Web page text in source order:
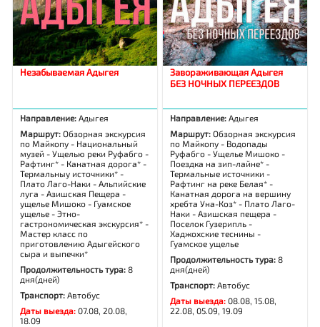
Незабываемая Адыгея
Направление:Адыгея
Маршрут:Обзорная экскурсия
по Майкопу - Национальный
музей - Ущелью реки Руфабго -
Рафтинг* - Канатная дорога* -
Термальныу источники* -
Плато Лаго-Наки - Альпийские
луга - Азишская Пещера -
ущелье Мишоко - Гуамское
ущелье - Этно-
гастрономическая экскурсия* -
Мастер класс по
приготовлению Адыгейского
сыра и выпечки*
Продолжительность тура:8
дня(дней)
Транспорт:Автобус
Даты выезда:07.08, 20.08,
18.09
Завораживающая Адыгея
БЕЗ НОЧНЫХ ПЕРЕЕЗДОВ
Направление:Адыгея
Маршрут:Обзорная экскурсия
по Майкопу - Водопады
Руфабго - Ущелье Мишоко -
Поездка на зип-лайне* -
Термальные источники -
Рафтинг на реке Белая* -
Канатная дорога на вершину
хребта Уна-Коз* - Плато Лаго-
Наки - Азишская пещера -
Поселок Гузерипль -
Хаджохские теснины -
Гуамское ущелье
Продолжительность тура:8
дня(дней)
Транспорт:Автобус
Даты выезда:08.08, 15.08,
22.08, 05.09, 19.09